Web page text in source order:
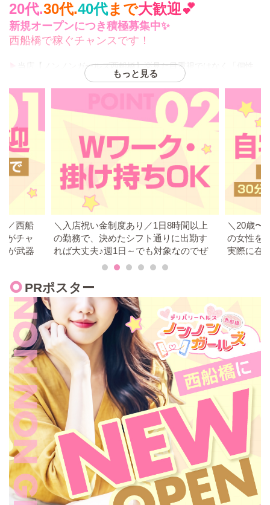
20代.30代.40代まで大歓迎💕
新規オープンにつき積極募集中✨
西船橋で稼ぐチャンスです！
当店【ノンノンガールズ西船橋】💡見た目重視ではなく「個性
と思いやりを大切にしたキャスト採用」をしております。
🍀清潔感があって、愛嬌もある
🍀お話をしていて楽しい
🍀お人柄が魅力的
🍀その人ならではの個性がある
などなど…容姿よりもお客様が「また会いたくなる女性」を募集
中！それぞれ違った個性の女性たちが続々入店中です✨
ごく普通の20代女性、お姉さん系、OLさん、30代の人妻さん、40
代の癒し系、高身長・低身長・スリムさんからちょいぽちゃさん
まで、様々なタイプの女性が在籍中です。「私でも大丈夫か
な…？」と悩んでいる方も、まずはお気軽にご相談ください。
¸.•.¸¸୨˚̣̣̣͙୧¨*✼*¨୨˚̣̣̣͙୧¸¸.•.¸
🔰お仕事内容はスタンダードなデリヘルです。
未経験の方は講習で丁寧にお仕事の流れややり方についてご説明
しますので、安心してご応募ください。
🌺女性運営スタッフがいます！
「こういうお店は初めてで不安…」という方もご安心ください。
🌺待機方法が選べます
個室待機・集団待機・自宅待機などOK！待機中の飲食も可能で
す。
✅【営業時間】10時～翌5時で自由シフト制
10時～15時の5時間勤務で、2～3本つけば34,000円稼げます✨
💴明朗会計・各種ボーナスあり
70分9,000円バック+本指名料1,000円
＝70分10,000万円可能✨
各種バック公開、独自の累計ポイント制で翌月ボーナスありな
ど、新人期間後もしっかり稼げるように配慮しております。雑費
もっと見る
間以上
出勤す
のでぜ
＼20歳〜40代まで歓迎／幅広いタイプ
の女性を歓迎中！20代、30代、40代が
実際に在籍＆活躍中です！迷っている
ならご相談下さい♥
週5日（8
週3日（8
週1日（8
PRポスター